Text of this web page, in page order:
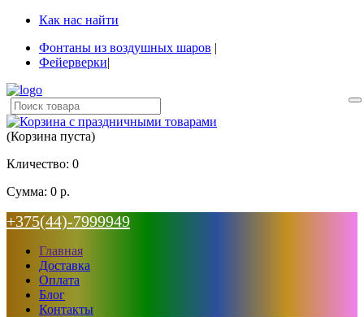
Как нас найти
Фонтаны из воздушных шаров |
Фейерверки|
(Корзина пуста)
Кличество: 0
Сумма: 0 р.
+375(44)-7999949
Главная
Доставка
Оплата
Блог
Контакты